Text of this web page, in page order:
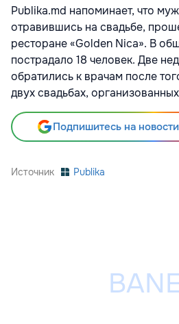
Publika.md напоминает, что
отравившись на свадьбе,
ресторане «Golden Nica». В
пострадало 18 человек. Две
обратились к врачам после
двух свадьбах,
Подпишитесь на
Источник Publika